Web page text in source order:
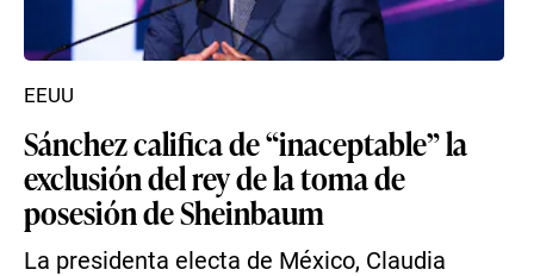
Sánchez califica de “inaceptable” la
exclusión del rey de la toma de
posesión de Sheinbaum
La presidenta electa de México, Claudia
EEUU